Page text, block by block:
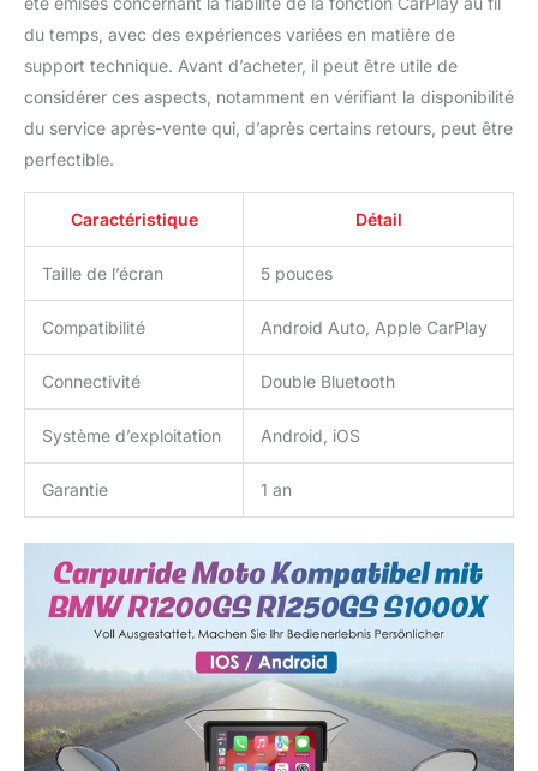
BMW】: L'écran CarPlay
pour moto W502b
comprend un kit de
support sur mesure et
garantissant une
installation sans effort.
Le kit de support
personnalisé et le
système de vis sécurisé
offrent une configuration
stable pour monter
l'écran sur votre moto
S1000XR. 【Étanche IP67
et Design Anti-vol】:
et durable, même si vous
notre écran CarPlay pour
moto peut toujours être
utilisé normalement,
sans avoir à craindre les
intempéries ! La
conception de support
détachable antivol
maintient l'écran tactile
du temps, avec des expériences variées en matière de
support technique. Avant d’acheter, il peut être utile de
considérer ces aspects, notamment en vérifiant la disponibilité
du service après-vente qui, d’après certains retours, peut être
perfectible.
Caractéristique Détail
Taille de l’écran 5 pouces
Compatibilité Android Auto, Apple CarPlay
Connectivité Double Bluetooth
Système d’exploitation Android, iOS
Garantie 1 an